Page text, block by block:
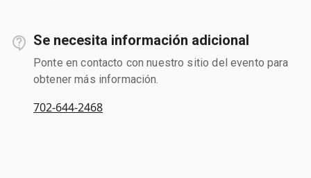
Se necesita información adicional
Ponte en contacto con nuestro sitio del evento para
obtener más información.
702-644-2468